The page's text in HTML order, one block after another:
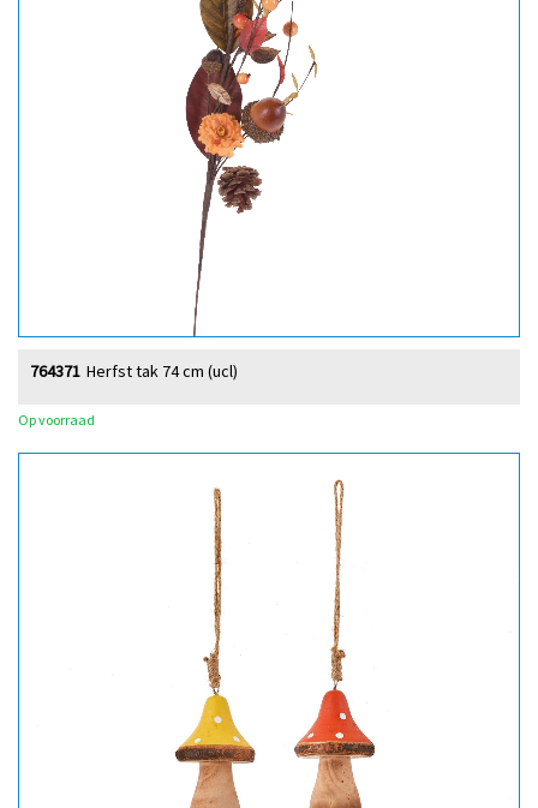
Herfst tak 74 cm (ucl)
764371
Op voorraad